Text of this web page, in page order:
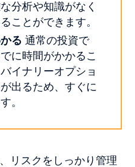
分析や知識がなく
ことができます。
る 通常の投資で
に時間がかかるこ
イナリーオプショ
出るため、すぐに
。
リスクをしっかり管理